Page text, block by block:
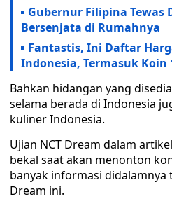
Gubernur Filipina Tewas
Bersenjata di Rumahnya
Fantastis, Ini Daftar
Indonesia, Termasuk Koin
Bahkan hidangan yang
selama berada di Indonesia
kuliner Indonesia.
Ujian NCT Dream dalam
bekal saat akan menonton
banyak informasi didalamnya
Dream ini.